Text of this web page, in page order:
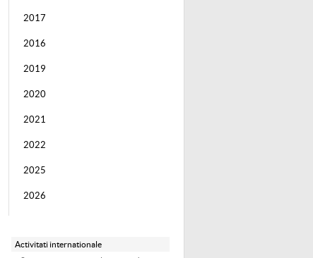
2017
2016
2019
2020
2021
2022
2025
2026
Activitati internationale